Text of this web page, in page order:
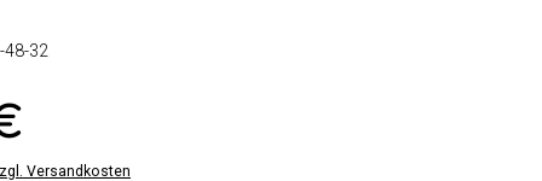
48-32
Versandkosten